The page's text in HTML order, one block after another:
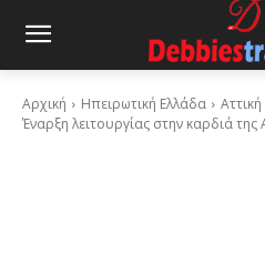
Αρχική Ηπειρωτική Ελλάδα Αττική
Έναρξη λειτουργίας στην καρδιά της